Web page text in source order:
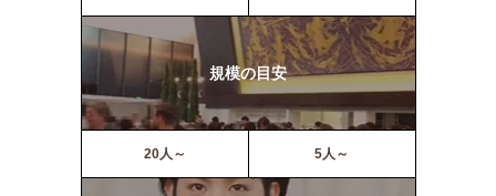
規模の目安
20人～ 5人～